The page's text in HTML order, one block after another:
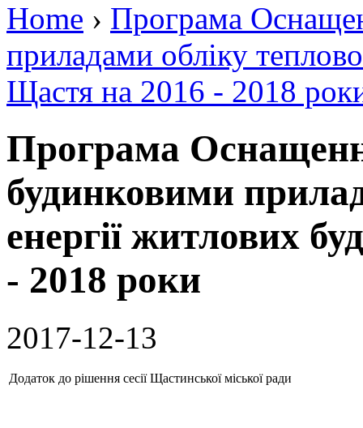
Home › Програма
приладами обліку
Щастя на 2016 - 2018
Програма
будинковими
енергії житлових
- 2018 роки
2017-12-13
Додаток до рішення сесії Щастинської міської ради